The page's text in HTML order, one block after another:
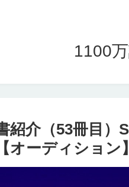
1100
紹介（53冊目
オーディション